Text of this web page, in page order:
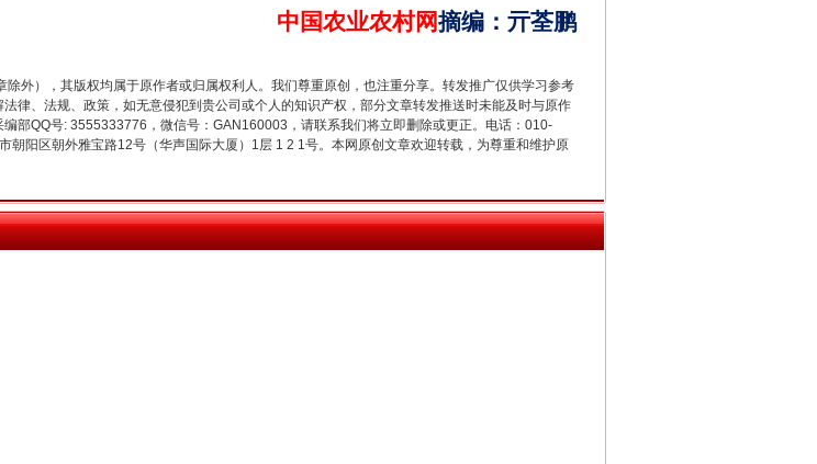
中国农业农村网摘编 ： 亓荃鹏
外），其版权均属于原作者或归属权利人。我们尊重原创，也注重分享。转发推广仅供学习参考
律、法规、政策，如无意侵犯到贵公司或个人的知识产权，部分文章转发推送时未能及时与原作
部QQ号: 3555333776，微信号：GAN160003，请联系我们将立即删除或更正。电话：010-
阳区朝外雅宝路12号（华声国际大厦）1层 1 2 1号。本网原创文章欢迎转载，为尊重和维护原
今年投资意愿榜揭晓 新中国诞生的见证